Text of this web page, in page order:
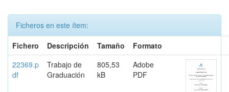
Ficheros en este ítem:
Fichero
Descripción Tamaño
Formato
22369.p
df
Trabajo de
Graduación
805,53
kB
Adobe
PDF